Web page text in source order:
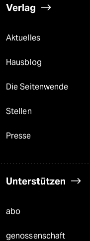
Verlag
Aktuelles
Hausblog
Die Seitenwende
Stellen
Presse
Unterstützen
abo
genossenschaft